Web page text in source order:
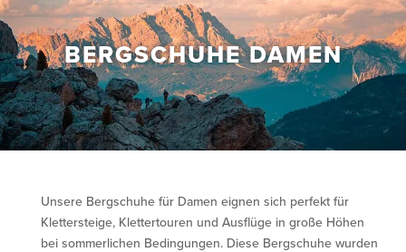
BERGSCHUHE DAMEN
Unsere Bergschuhe für Damen eignen sich perfekt für
Klettersteige, Klettertouren und Ausflüge in große Höhen
bei sommerlichen Bedingungen. Diese Bergschuhe wurden